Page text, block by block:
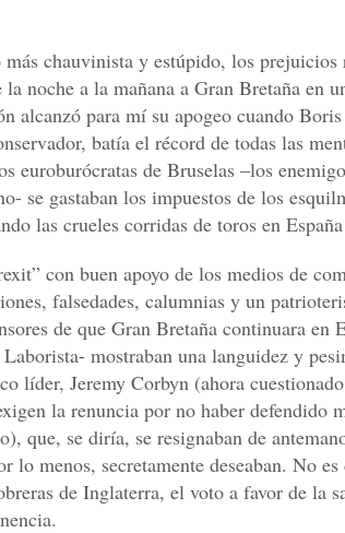
chauvinista y estúpido, los prejuicios
noche a la mañana a Gran Bretaña en
alcanzó para mí su apogeo cuando Boris
batía el récord de todas las
euroburócratas de Bruselas –los
se gastaban los impuestos de los
las crueles corridas de toros en
con buen apoyo de los medios de
falsedades, calumnias y un
de que Gran Bretaña continuara en
mostraban una languidez y
líder, Jeremy Corbyn (ahora
la renuncia por no haber defendido
que, se diría, se resignaban de
lo menos, secretamente deseaban. No es
de Inglaterra, el voto a favor de la